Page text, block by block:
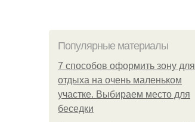
Популярные материалы
7 способов оформить зону для
отдыха на очень маленьком
участке. Выбираем место для
беседки